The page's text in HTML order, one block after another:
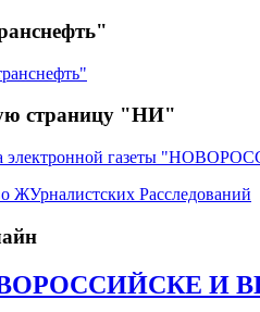
страницу "НИ"
электронной газеты
ЖУрналистских Расследований
И